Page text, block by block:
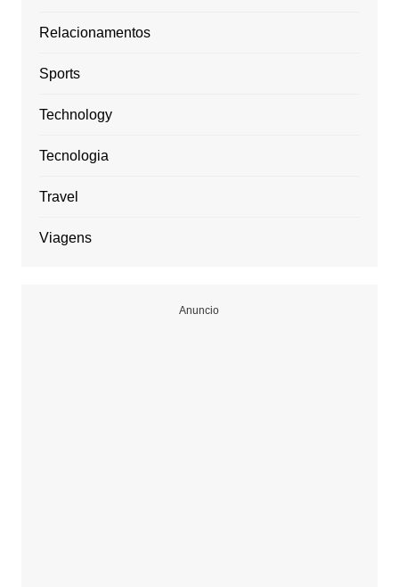
Relacionamentos
Sports
Technology
Tecnologia
Travel
Viagens
Anuncio